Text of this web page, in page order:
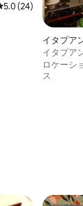
ビュー24件、5つ
5.0 (24)
イタプア
イタプア
の家/コ
ロケーシ
ス